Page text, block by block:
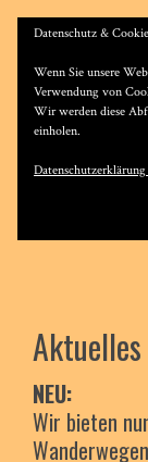
Aktuelles
NEU:
Wir bieten
Datenschutz &
Wenn Sie unsere
Verwendung von
Wir werden diese
einholen.